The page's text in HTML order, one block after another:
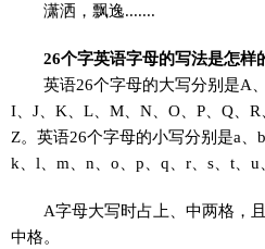
潇洒，飘逸.......
26个字英语字母的写法是怎样
英语26个字母的大写分别是A
I、J、K、L、M、N、O、P、Q、
Z。英语26个字母的小写分别是a、
k、l、m、n、o、p、q、r、s、t、u
A字母大写时占上、中两格，
中格。